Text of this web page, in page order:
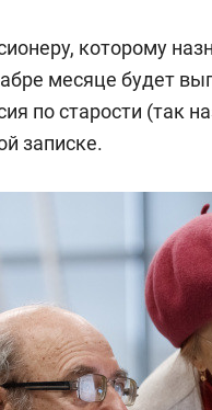
которому
месяце будет
по старости (так
записке.
Face
будет